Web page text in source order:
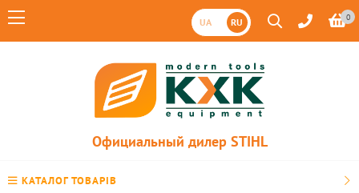
UA RU 0
Официальный дилер STIHL
КАТАЛОГ ТОВАРІВ